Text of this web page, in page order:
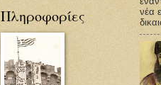
Πληροφορίες
νέα